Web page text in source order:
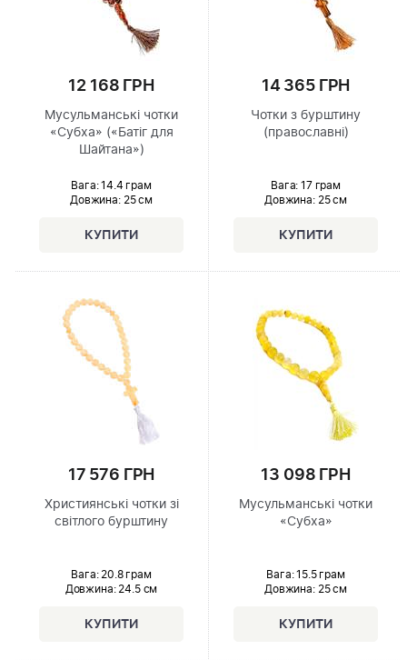
12 168 ГРН
Мусульманські чотки
«Субха» («Батіг для
Шайтана»)
Вага: 14.4 грам
Довжина:25 см
14 365 ГРН
Чотки з бурштину
(православні)
Вага: 17 грам
Довжина:25 см
17 576 ГРН
Християнські чотки зі
світлого бурштину
Вага: 20.8 грам
Довжина:24.5 см
13 098 ГРН
Мусульманські чотки
«Субха»
Вага: 15.5 грам
Довжина:25 см